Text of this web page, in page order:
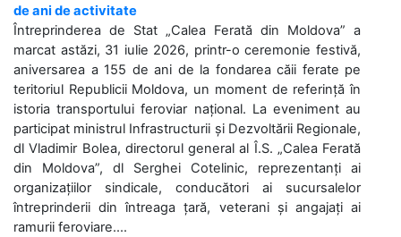
de ani de activitate
Întreprinderea de Stat „Calea Ferată din Moldova” a
marcat astăzi, 31 iulie 2026, printr-o ceremonie festivă,
aniversarea a 155 de ani de la fondarea căii ferate pe
teritoriul Republicii Moldova, un moment de referință în
istoria transportului feroviar național. La eveniment au
participat ministrul Infrastructurii și Dezvoltării Regionale,
dl Vladimir Bolea, directorul general al Î.S. „Calea Ferată
din Moldova”, dl Serghei Cotelinic, reprezentanți ai
organizațiilor sindicale, conducători ai sucursalelor
întreprinderii din întreaga țară, veterani și angajați ai
ramurii feroviare....